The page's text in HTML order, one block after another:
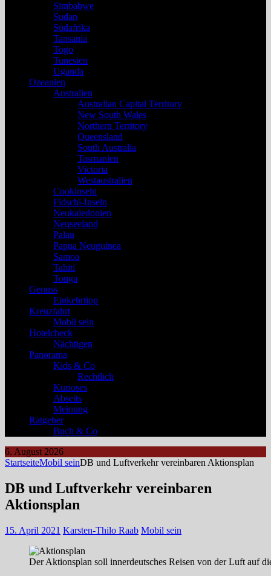
Simbabwe
Sudan
Südafrika
Tansania
Togo
Tunesien
Uganda
Ozeanien
Australien
Australian Capital Territory
New South Wales
Northern Territory
Queensland
South Australia
Tasmanien
Victoria
Westaustralien
Cookinseln
Fidschi-Inseln
Neukaledonien
Neuseeland
Palau
Papua Neuguinea
Samoa
Tahiti
Tonga
Genuss
Einkehrtipp
Kreuzfahrt
Mobil sein
Hotelcheck
Nächtigen
Panorama
Kids & Co
Rechtlich
Kurioses
Abseits
Meinung
Ratgeber
Buch & Co
6. August 2026
StartseiteMobil seinDB und Luftverkehr vereinbaren Aktionsplan
DB und Luftverkehr vereinbaren
Aktionsplan
15. April 2021 Karsten-Thilo Raab Mobil sein
Der Aktionsplan soll innerdeutsches Reisen von der Luft auf